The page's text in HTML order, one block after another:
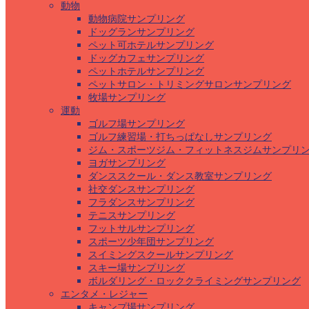
動物
動物病院サンプリング
ドッグランサンプリング
ペット可ホテルサンプリング
ドッグカフェサンプリング
ペットホテルサンプリング
ペットサロン・トリミングサロンサンプリング
牧場サンプリング
運動
ゴルフ場サンプリング
ゴルフ練習場・打ちっぱなしサンプリング
ジム・スポーツジム・フィットネスジムサンプリ
ヨガサンプリング
ダンススクール・ダンス教室サンプリング
社交ダンスサンプリング
フラダンスサンプリング
テニスサンプリング
フットサルサンプリング
スポーツ少年団サンプリング
スイミングスクールサンプリング
スキー場サンプリング
ボルダリング・ロッククライミングサンプリング
エンタメ・レジャー